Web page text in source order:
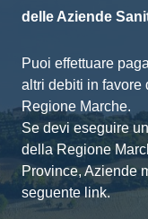
delle Aziende
Puoi effettuare
altri debiti in favore
Regione Marche.
Se devi eseguire
della Regione
Province, Aziende
seguente link.